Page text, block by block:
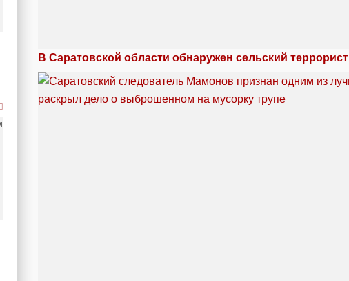
В Саратовской области обнаружен сельский террорист